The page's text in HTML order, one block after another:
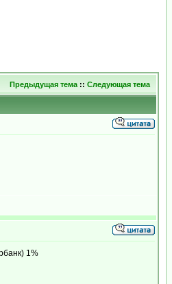
Предыдущая тема :: Следующая тема
1%